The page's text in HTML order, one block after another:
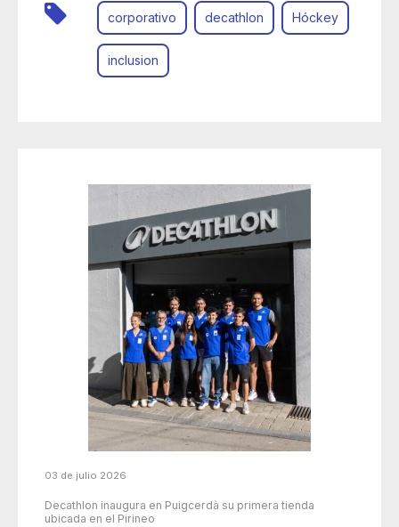
corporativo decathlon Hóckey
inclusion
03 de julio 2026
Decathlon inaugura en Puigcerdà su primera tienda
ubicada en el Pirineo